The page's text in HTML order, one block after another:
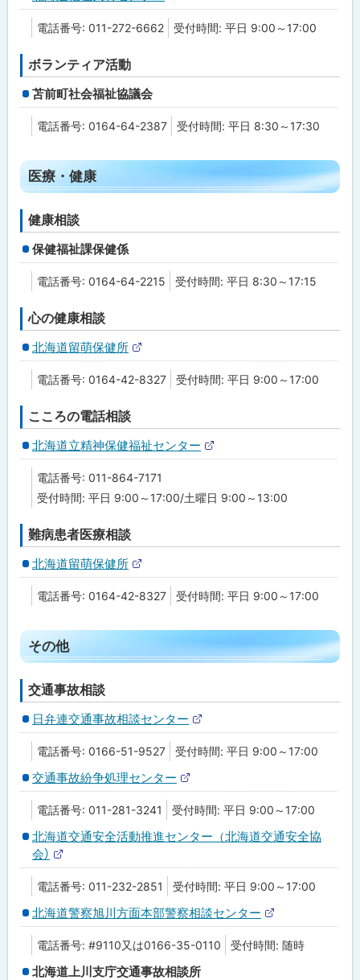
外
部
サ
電話番号: 011-272-6662 受付時間: 平日 9:00～17:00
ボランティア活動
苫前町社会福祉協議会
電話番号: 0164-64-2387 受付時間: 平日 8:30～17:30
ト
ッ
プ
に
戻
医療・健康
健康相談
保健福祉課保健係
電話番号: 0164-64-2215 受付時間: 平日 8:30～17:15
心の健康相談
北海道留萌保健所
外
部
サ
電話番号: 0164-42-8327 受付時間: 平日 9:00～17:00
こころの電話相談
北海道立精神保健福祉センター
外
イ
ト
電話番号: 011-864-7171
受付時間: 平日 9:00～17:00/土曜日 9:00～13:00
難病患者医療相談
北海道留萌保健所
外
部
サ
電話番号: 0164-42-8327 受付時間: 平日 9:00～17:00
ト
ッ
プ
に
戻
その他
交通事故相談
日弁連交通事故相談センター
外
部
サ
電話番号: 0166-51-9527 受付時間: 平日 9:00～17:00
交通事故紛争処理センター
外
部
サ
ト
電話番号: 011-281-3241 受付時間: 平日 9:00～17:00
北海道交通安全活動推進センター（北海道交通安全協
会）
外
部
サ
ト
電話番号: 011-232-2851 受付時間: 平日 9:00～17:00
北海道警察旭川方面本部警察相談センター
外
部
サ
電話番号: #9110又は0166-35-0110 受付時間: 随時
北海道上川支庁交通事故相談所